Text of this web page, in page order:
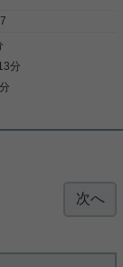
活はいかがでしょう
が送れる事でしょう
水洗浄便座、宅配ボ
見開始は７月３０日
詳細を見る
分
前センター） スタ
る方に！防音
音室仕様のため、音
させられます。 お
次へ